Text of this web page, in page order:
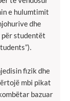
e hulumtimit
dhe
studentët
fizik dhe
mbi pikat
bazuar